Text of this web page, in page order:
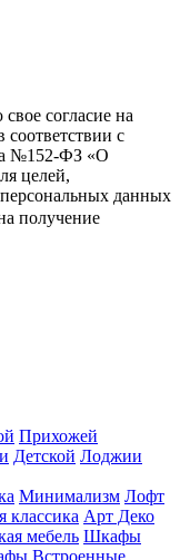
согласие на
с
№152-ФЗ «О
целей,
данных
получение
Прихожей
Детской Лоджии
Минимализм Лофт
классика Арт Деко
мебель Шкафы